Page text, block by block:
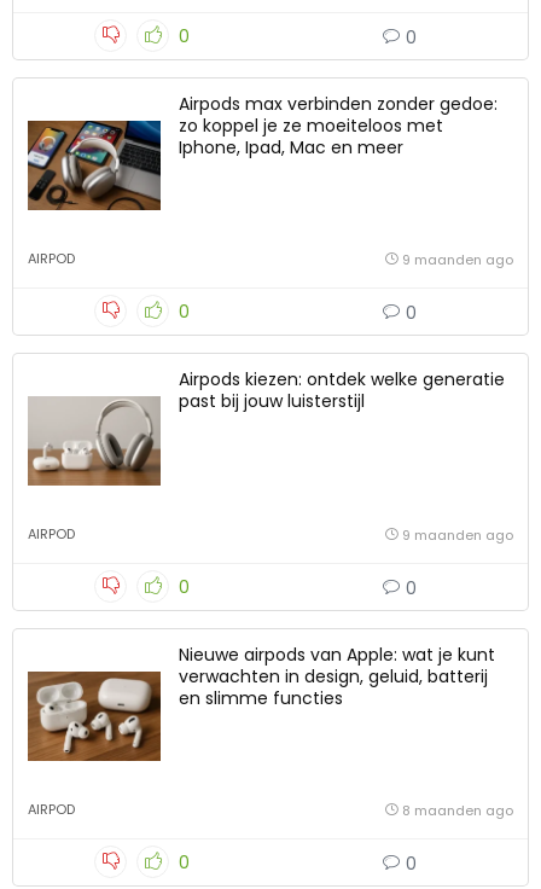
0 0
Airpods max verbinden zonder gedoe:
zo koppel je ze moeiteloos met
Iphone, Ipad, Mac en meer
AIRPOD 9 maanden ago
0 0
Airpods kiezen: ontdek welke generatie
past bij jouw luisterstijl
AIRPOD 9 maanden ago
0 0
Nieuwe airpods van Apple: wat je kunt
verwachten in design, geluid, batterij
en slimme functies
AIRPOD 8 maanden ago
0 0